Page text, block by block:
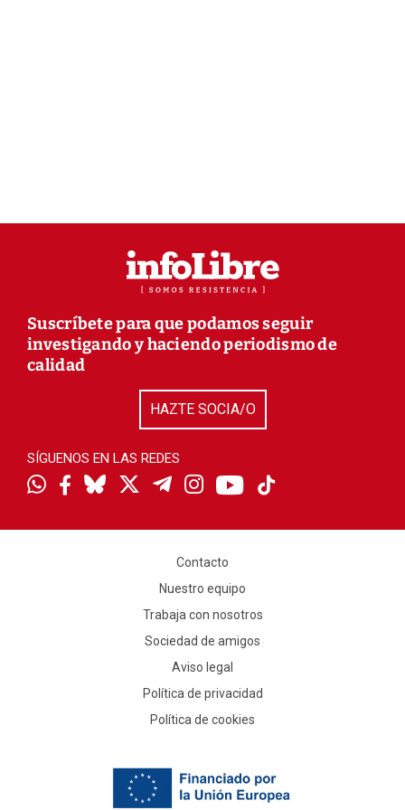
Suscríbete para que podamos seguir
investigando y haciendo periodismo de
calidad
HAZTE SOCIA/O
SÍGUENOS EN LAS REDES
Contacto
Nuestro equipo
Trabaja con nosotros
Sociedad de amigos
Aviso legal
Política de privacidad
Política de cookies